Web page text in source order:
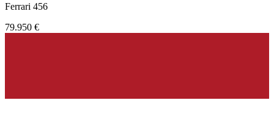
Ferrari 456
79.950 €